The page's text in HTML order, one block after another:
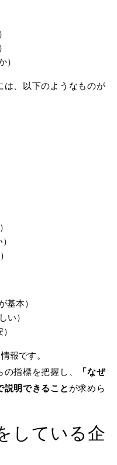
）
は、以下のようなものが
基本）
い）
報です。
指標を把握し、
「なぜ
説明できること が求めら
している企